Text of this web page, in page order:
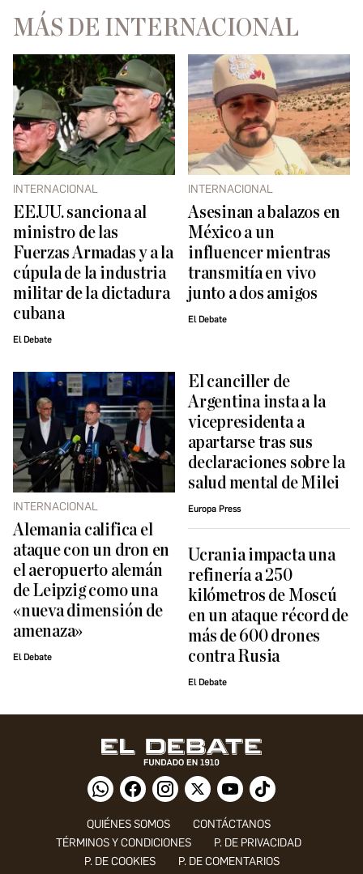
MÁS DE INTERNACIONAL
INTERNACIONAL
EE.UU. sanciona al
ministro de las
Fuerzas Armadas y a la
cúpula de la industria
militar de la dictadura
cubana
El Debate
INTERNACIONAL
Asesinan a balazos en
México a un
influencer mientras
transmitía en vivo
junto a dos amigos
El Debate
INTERNACIONAL
Alemania califica el
ataque con un dron en
el aeropuerto alemán
de Leipzig como una
«nueva dimensión de
amenaza»
El Debate
El canciller de
Argentina insta a la
vicepresidenta a
apartarse tras sus
declaraciones sobre la
salud mental de Milei
Europa Press
Ucrania impacta una
refinería a 250
kilómetros de Moscú
en un ataque récord de
más de 600 drones
contra Rusia
El Debate
QUIÉNES SOMOS
CONTÁCTANOS
TÉRMINOS Y CONDICIONES
P. DE PRIVACIDAD
P. DE COOKIES
P. DE COMENTARIOS